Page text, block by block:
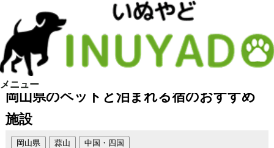
メニュー
岡山県のペットと泊まれる宿のおすすめ
施設
蒜山 中国・四国
岡山県